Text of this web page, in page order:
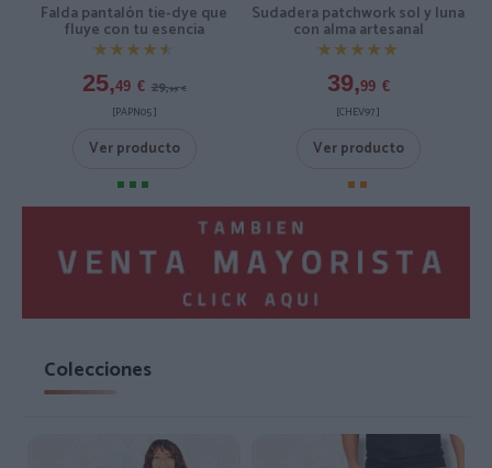
Falda pantalón tie-dye que
fluye con tu esencia
★★★★★
★★★★★
25,49 € 29,99 €
[PAPN05 ]
Ver producto
Sudadera patchwork sol y luna
con alma artesanal
★★★★★
★★★★★
39,99 €
[CHEV97 ]
Ver producto
Colecciones